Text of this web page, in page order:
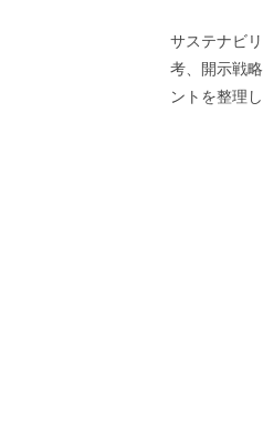
サステナビ
考、開示戦
ントを整理